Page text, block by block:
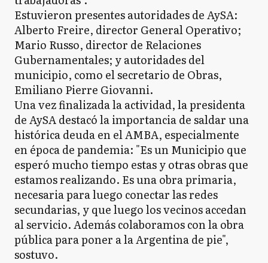
Estuvieron presentes autoridades de AySA:
Alberto Freire, director General Operativo;
Mario Russo, director de Relaciones
Gubernamentales; y autoridades del
municipio, como el secretario de Obras,
Emiliano Pierre Giovanni.
Una vez finalizada la actividad, la presidenta
de AySA destacó la importancia de saldar una
histórica deuda en el AMBA, especialmente
en época de pandemia: "Es un Municipio que
esperó mucho tiempo estas y otras obras que
estamos realizando. Es una obra primaria,
necesaria para luego conectar las redes
secundarias, y que luego los vecinos accedan
al servicio. Además colaboramos con la obra
pública para poner a la Argentina de pie",
sostuvo.